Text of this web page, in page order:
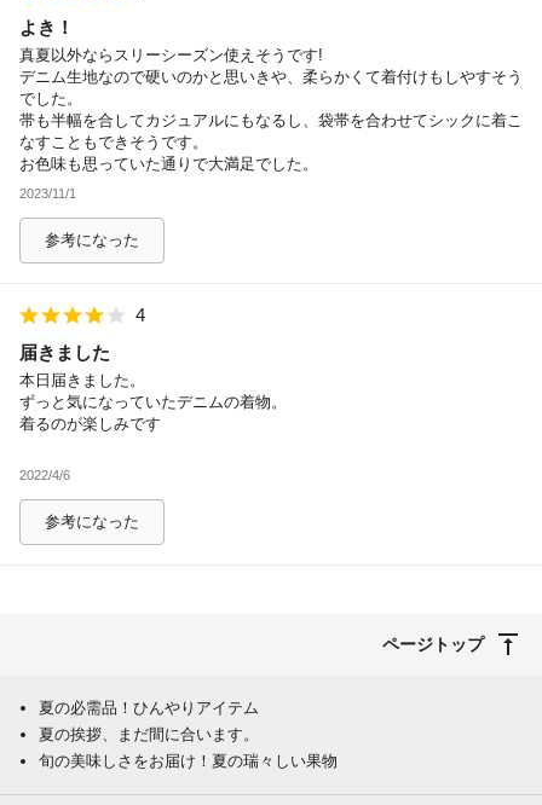
よき！
真夏以外ならスリーシーズン使えそうです!
デニム生地なので硬いのかと思いきや、柔らかくて着付けもしやすそう
でした。
帯も半幅を合してカジュアルにもなるし、袋帯を合わせてシックに着こ
なすこともできそうです。
お色味も思っていた通りで大満足でした。
2023/11/1
参考になった
4
届きました
本日届きました。
ずっと気になっていたデニムの着物。
着るのが楽しみです
2022/4/6
参考になった
ページトップ
夏の必需品！ひんやりアイテム
夏の挨拶、まだ間に合います。
旬の美味しさをお届け！夏の瑞々しい果物